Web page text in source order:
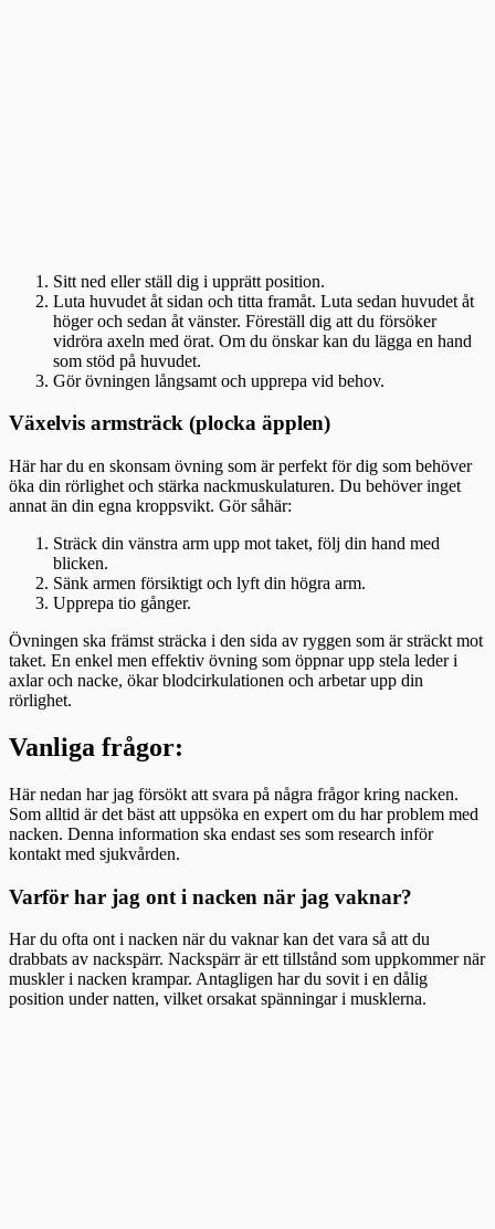
Sitt ned eller ställ dig i upprätt position.
Luta huvudet åt sidan och titta framåt. Luta sedan huvudet åt
höger och sedan åt vänster. Föreställ dig att du försöker
vidröra axeln med örat. Om du önskar kan du lägga en hand
som stöd på huvudet.
Gör övningen långsamt och upprepa vid behov.
Växelvis armsträck (plocka äpplen)
Här har du en skonsam övning som är perfekt för dig som behöver
öka din rörlighet och stärka nackmuskulaturen. Du behöver inget
annat än din egna kroppsvikt. Gör såhär:
Sträck din vänstra arm upp mot taket, följ din hand med
blicken.
Sänk armen försiktigt och lyft din högra arm.
Upprepa tio gånger.
Övningen ska främst sträcka i den sida av ryggen som är sträckt mot
taket. En enkel men effektiv övning som öppnar upp stela leder i
axlar och nacke, ökar blodcirkulationen och arbetar upp din
rörlighet.
Vanliga frågor:
Här nedan har jag försökt att svara på några frågor kring nacken.
Som alltid är det bäst att uppsöka en expert om du har problem med
nacken. Denna information ska endast ses som research inför
kontakt med sjukvården.
Varför har jag ont i nacken när jag vaknar?
Har du ofta ont i nacken när du vaknar kan det vara så att du
drabbats av nackspärr. Nackspärr är ett tillstånd som uppkommer när
muskler i nacken krampar. Antagligen har du sovit i en dålig
position under natten, vilket orsakat spänningar i musklerna.